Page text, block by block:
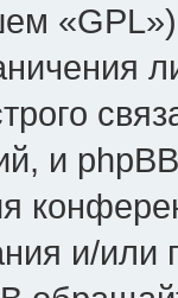
и
и/или